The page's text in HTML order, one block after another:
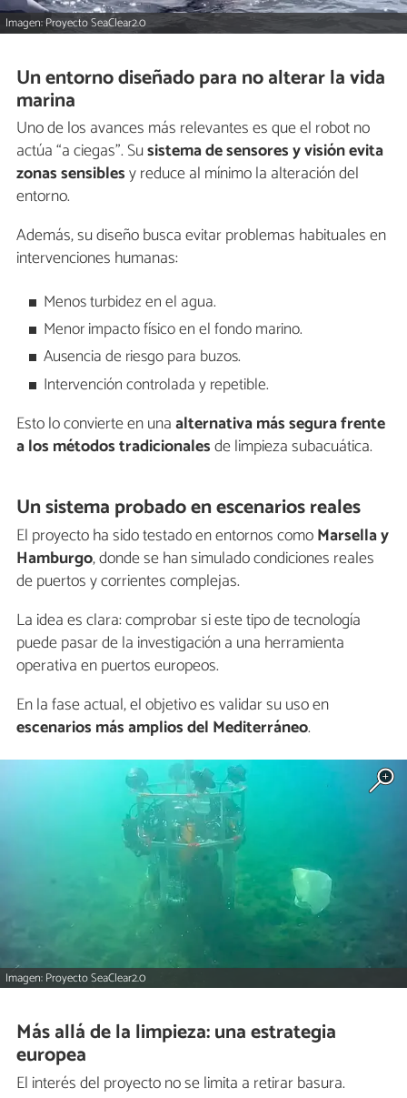
Imagen: Proyecto SeaClear2.0
Un entorno diseñado para no alterar la vida
marina
Uno de los avances más relevantes es que el robot no
actúa “a ciegas”. Susistema de sensores y visión evita
zonas sensiblesy reduce al mínimo la alteración del
entorno.
Además, su diseño busca evitar problemas habituales en
intervenciones humanas:
Menos turbidez en el agua.
Menor impacto físico en el fondo marino.
Ausencia de riesgo para buzos.
Intervención controlada y repetible.
Esto lo convierte en unaalternativa más segura frente
a los métodos tradicionalesde limpieza subacuática.
Un sistema probado en escenarios reales
El proyecto ha sido testado en entornos comoMarsella y
Hamburgo, donde se han simulado condiciones reales
de puertos y corrientes complejas.
La idea es clara: comprobar si este tipo de tecnología
puede pasar de la investigación a una herramienta
operativa en puertos europeos.
En la fase actual, el objetivo es validar su uso en
escenarios más amplios del Mediterráneo.
Imagen: Proyecto SeaClear2.0
Más allá de la limpieza: una estrategia
europea
El interés del proyecto no se limita a retirar basura.